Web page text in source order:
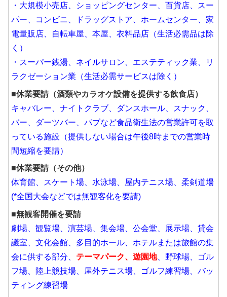
・大規模小売店、ショッピングセンター、百貨店、スー
パー、コンビニ、ドラッグストア、ホームセンター、家
電量販店、自転車屋、本屋、衣料品店（生活必需品は除
く）
・スーパー銭湯、ネイルサロン、エステティック業、リ
ラクゼーション業（生活必需サービスは除く）
■休業要請（酒類やカラオケ設備を提供する飲食店）
キャバレー、ナイトクラブ、ダンスホール、スナック、
バー、ダーツバー、パブなど食品衛生法の営業許可を取
っている施設（提供しない場合は午後8時までの営業時
間短縮を要請）
■休業要請（その他）
体育館、スケート場、水泳場、屋内テニス場、柔剣道場
(*全国大会などでは無観客化を要請)
■無観客開催を要請
劇場、観覧場、演芸場、集会場、公会堂、展示場、貸会
議室、文化会館、多目的ホール、ホテルまたは旅館の集
会に供する部分、 テーマパーク、遊園地、野球場、ゴル
フ場、陸上競技場、屋外テニス場、ゴルフ練習場、バッ
ティング練習場